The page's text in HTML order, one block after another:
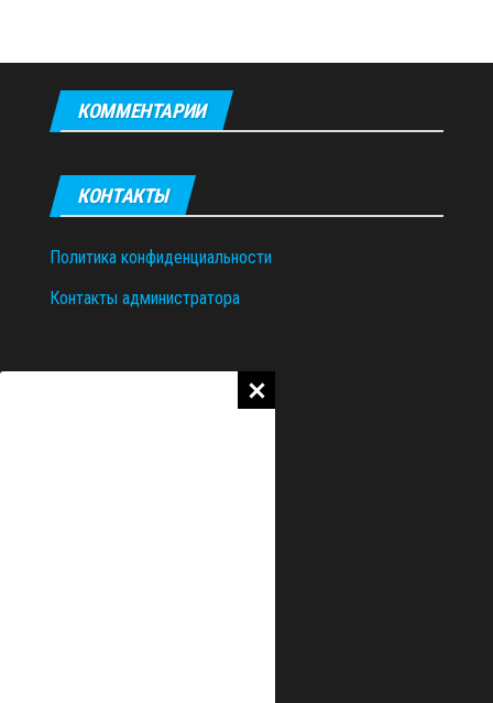
КОММЕНТАРИИ
КОНТАКТЫ
Политика конфиденциальности
Контакты администратора